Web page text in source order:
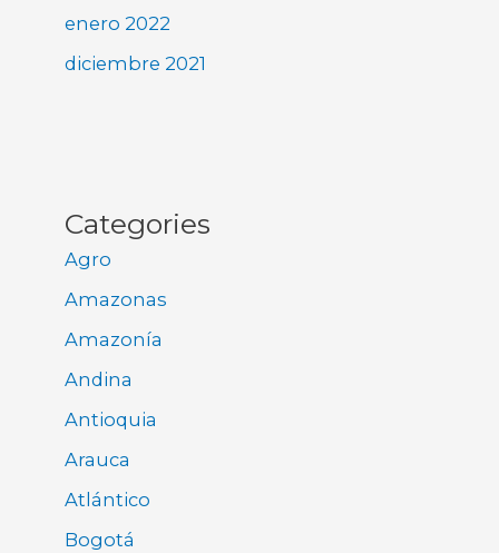
enero 2022
diciembre 2021
Categories
Agro
Amazonas
Amazonía
Andina
Antioquia
Arauca
Atlántico
Bogotá